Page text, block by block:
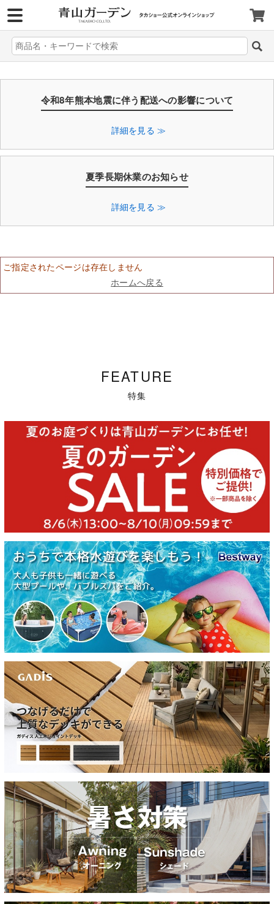
令和8年熊本地震に伴う配送への影響について
詳細を見る ≫
夏季長期休業のお知らせ
詳細を見る ≫
ご指定されたページは存在しません
ホームへ戻る
FEATURE
特集